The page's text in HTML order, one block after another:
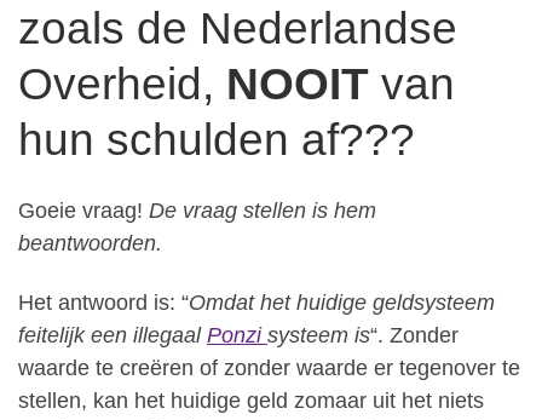
zoals de Nederlandse
Overheid, NOOIT van
hun schulden af???
Goeie vraag! De vraag stellen is hem
beantwoorden.
Het antwoord is: “Omdat het huidige geldsysteem
feitelijk een illegaal Ponzi systeem is“. Zonder
waarde te creëren of zonder waarde er tegenover te
stellen, kan het huidige geld zomaar uit het niets